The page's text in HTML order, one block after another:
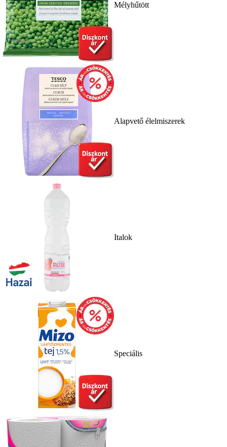
Mélyhűtött
Alapvető élelmiszerek
Italok
Speciális